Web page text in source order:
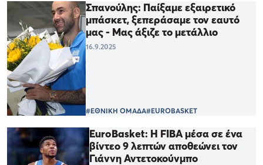
Σπανούλης: Παίξαμε εξαιρετικό
μπάσκετ, ξεπεράσαμε τον εαυτό
μας - Μας άξιζε το μετάλλιο
16.9.2025
#ΕΘΝΙΚΗ ΟΜΑΔΑ#EUROBASKET
EuroBasket: Η FIΒΑ μέσα σε ένα
βίντεο 9 λεπτών αποθεώνει τον
Γιάννη Αντετοκούνμπο